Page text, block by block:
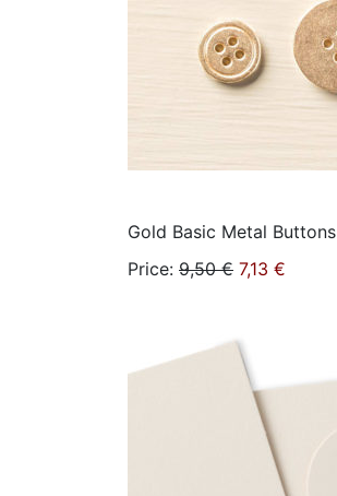
Gold Basic Metal Buttons
Price: 9,50 € 7,13 €